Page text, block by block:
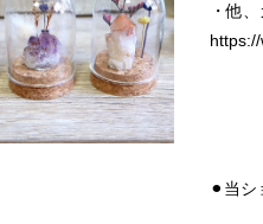
・他
⚫︎当シ